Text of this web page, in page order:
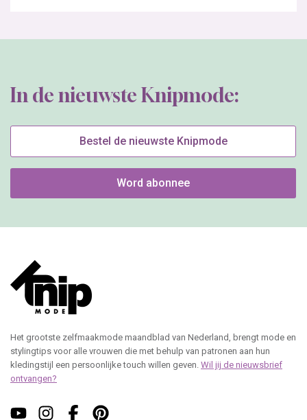
In de nieuwste Knipmode:
Bestel de nieuwste Knipmode
Word abonnee
Het grootste zelfmaakmode maandblad van Nederland, brengt mode en
stylingtips voor alle vrouwen die met behulp van patronen aan hun
kledingstijl een persoonlijke touch willen geven. Wil jij de nieuwsbrief
ontvangen?